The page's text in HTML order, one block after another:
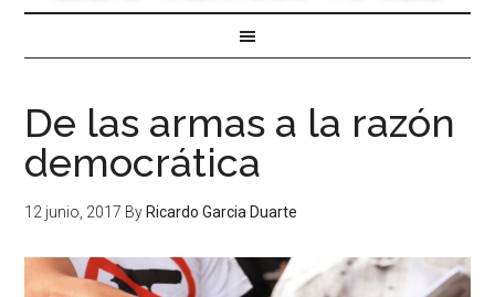
De las armas a la razón
democrática
12 junio, 2017 By Ricardo Garcia Duarte